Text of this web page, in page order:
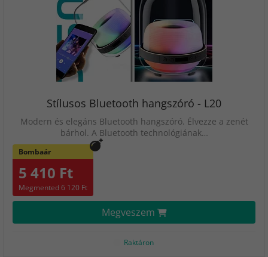
Stílusos Bluetooth hangszóró - L20
Modern és elegáns Bluetooth hangszóró. Élvezze a zenét
bárhol. A Bluetooth technológiának…
Bombaár
5 410 Ft
Megmented 6 120 Ft
Megveszem
Raktáron